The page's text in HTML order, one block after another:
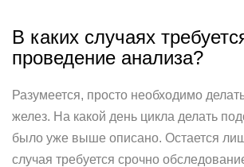
В каких случаях
проведение анализа?
Разумеется, просто необходимо
желез. На какой день цикла делать
было уже выше описано. Остается
случая требуется срочно